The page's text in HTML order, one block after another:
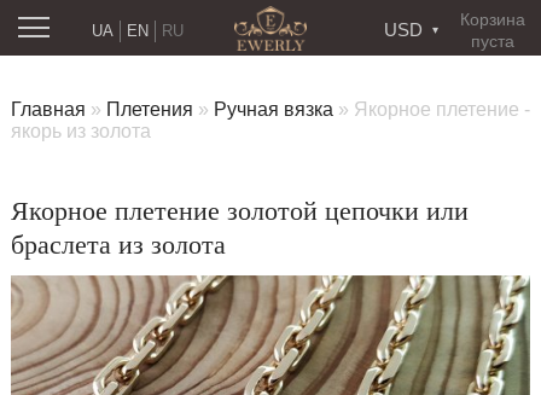
Корзина
пуста
USD
RU
UA EN
Главная » Плетения » Ручная вязка » Якорное плетение -
якорь из золота
Якорное плетение золотой цепочки или
браслета из золота